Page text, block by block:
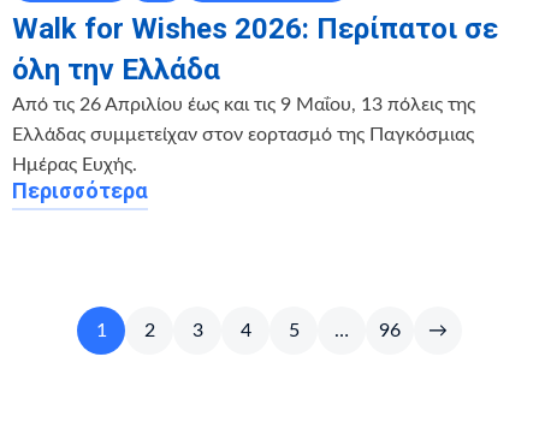
Walk for Wishes 2026: Περίπατοι σε
όλη την Ελλάδα
Από τις 26 Απριλίου έως και τις 9 Μαΐου, 13 πόλεις της
Ελλάδας συμμετείχαν στον εορτασμό της Παγκόσμιας
Ημέρας Ευχής.
Περισσότερα
1 2 3 4 5 … 96 →